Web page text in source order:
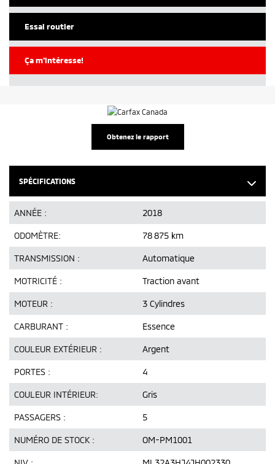
Obtenez le rapport
SPÉCIFICATIONS
ANNÉE : 2018
ODOMÈTRE: 78 875 km
TRANSMISSION : Automatique
MOTRICITÉ : Traction avant
MOTEUR : 3 Cylindres
CARBURANT : Essence
COULEUR EXTÉRIEUR : Argent
PORTES : 4
COULEUR INTÉRIEUR: Gris
PASSAGERS : 5
NUMÉRO DE STOCK : OM-PM1001
Essai routier
Ça m'intéresse!